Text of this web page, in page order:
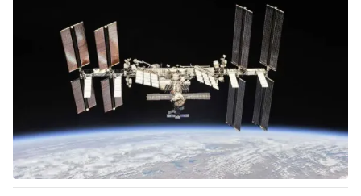
Thế giới
Thế giới đó đây
Câu chuyện quốc tế
Tài chính
Thị trường
Dữ liệu và đời sống